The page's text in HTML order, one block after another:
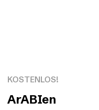
KOSTENLOS!
ArABIen